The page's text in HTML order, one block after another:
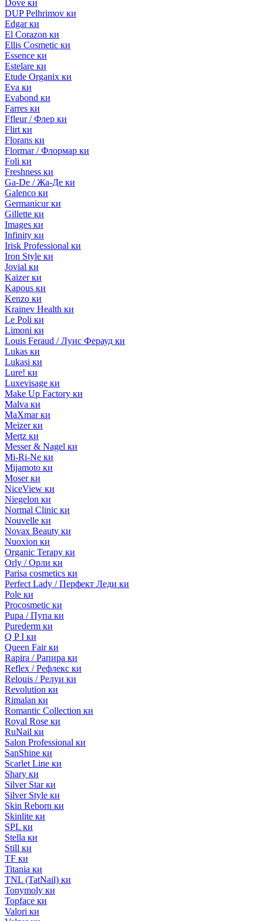
Dove ки
DUP Pelhrimov ки
Edgar ки
El Corazon ки
Ellis Cosmetic ки
Essence ки
Estelare ки
Etude Organix ки
Eva ки
Evabond ки
Farres ки
Ffleur / Флер ки
Flirt ки
Florans ки
Flormar / Флормар ки
Foli ки
Freshness ки
Ga-De / Жа-Де ки
Galenco ки
Germanicur ки
Gillette ки
Images ки
Infinity ки
Irisk Professional ки
Iron Style ки
Jovial ки
Kaizer ки
Kapous ки
Kenzo ки
Krainev Health ки
Le Poli ки
Limoni ки
Louis Feraud / Луис Ферауд ки
Lukas ки
Lukasi ки
Lure! ки
Luxevisage ки
Make Up Factory ки
Malva ки
MaXmar ки
Meizer ки
Mertz ки
Messer & Nagel ки
Mi-Ri-Ne ки
Mijamoto ки
Moser ки
NiceView ки
Niegelon ки
Normal Clinic ки
Nouvelle ки
Novax Beauty ки
Nuoxion ки
Organic Terapy ки
Orly / Орли ки
Parisa cosmetics ки
Perfect Lady / Перфект Леди ки
Pole ки
Procosmetic ки
Pupa / Пупа ки
Purederm ки
Q P I ки
Queen Fair ки
Rapira / Рапира ки
Reflex / Рефлекс ки
Relouis / Релуи ки
Revolution ки
Rimalan ки
Romantic Collection ки
Royal Rose ки
RuNail ки
Salon Professional ки
SanShine ки
Scarlet Line ки
Shary ки
Silver Star ки
Silver Style ки
Skin Reborn ки
Skinlite ки
SPL ки
Stella ки
Still ки
TF ки
Titania ки
TNL (TatNail) ки
Tonymoly ки
Topface ки
Valori ки